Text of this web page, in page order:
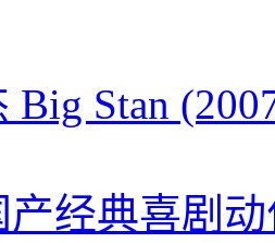
Big Stan
产经典喜剧